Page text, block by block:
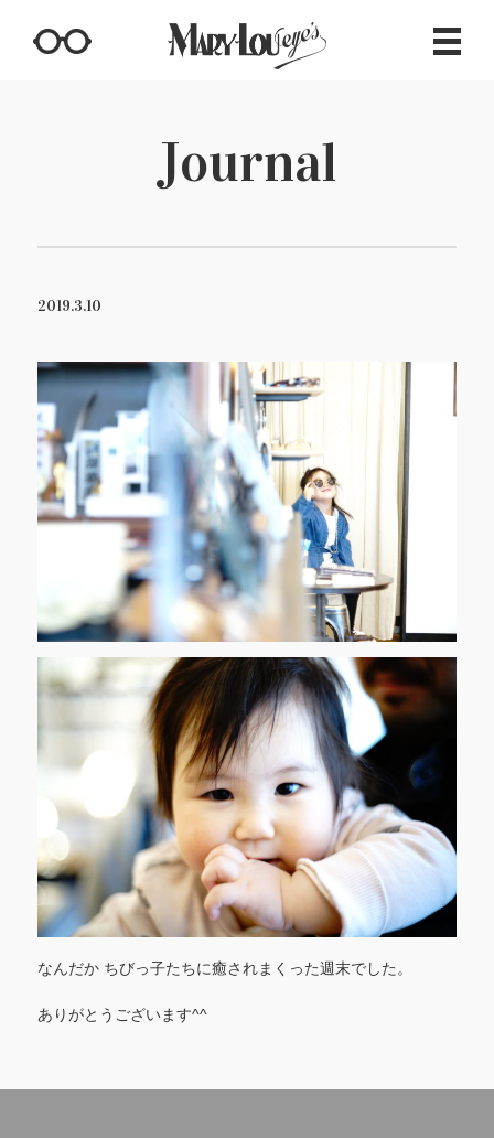
Journal
2019.3.10
なんだか ちびっ子たちに癒されまくった週末でした。
ありがとうございます^^